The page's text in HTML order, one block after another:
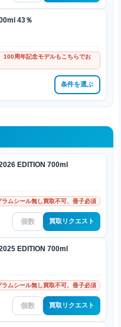
43％
100周年記念モデルもこちらでお
条件を選ぶ
EDITION 700ml
ムシール無し買取不可、冊子必須
買取リクエスト
EDITION 700ml
ムシール無し買取不可、冊子必須
買取リクエスト